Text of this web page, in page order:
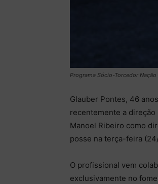
Programa Sócio-Torcedor Nação
Glauber Pontes, 46
recentemente a
Manoel Ribeiro como
posse na terça-feira
O profissional vem
exclusivamente no